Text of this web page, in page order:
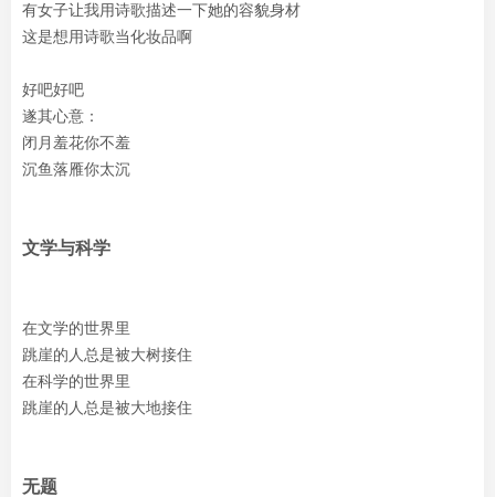
有女子让我用诗歌描述一下她的容貌身材
这是想用诗歌当化妆品啊
好吧好吧
遂其心意：
闭月羞花你不羞
沉鱼落雁你太沉
文学与科学
在文学的世界里
跳崖的人总是被大树接住
在科学的世界里
跳崖的人总是被大地接住
无题